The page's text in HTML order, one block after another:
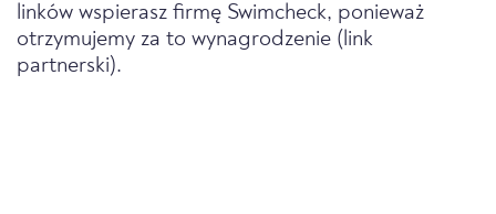
linków wspierasz firmę Swimcheck, ponieważ
otrzymujemy za to wynagrodzenie (link
partnerski).